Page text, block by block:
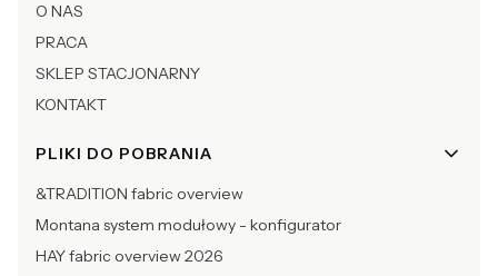
O NAS
PRACA
SKLEP STACJONARNY
KONTAKT
PLIKI DO POBRANIA
&TRADITION fabric overview
Montana system modułowy - konfigurator
HAY fabric overview 2026